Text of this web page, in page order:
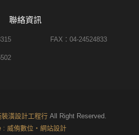
聯絡資訊
FAX：04-24524833
裝潢設計工程行All Right Reserved.
: 威侑數位‧網站設計